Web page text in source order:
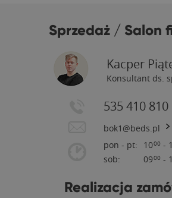
Sprzedaż / Salon
Kacper
Konsultant ds.
535 410 810
bok1@beds.pl
pon - pt:
sob:
1000 -
0900 -
Realizacja